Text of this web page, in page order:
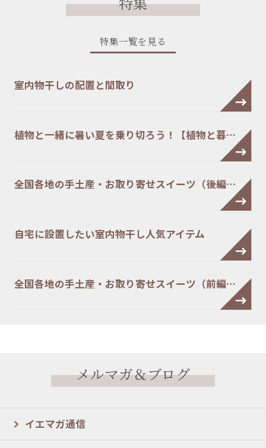
特集一覧を見る
室内物干しの配置と間取り
植物と一緒に暑い夏を乗り切ろう！【植物と暮…
全国各地の手土産・お取り寄せスイーツ（後編…
自宅に設置したい室内物干し人気アイテム
全国各地の手土産・お取り寄せスイーツ（前編…
メルマガ＆ブログ
イエマガ通信